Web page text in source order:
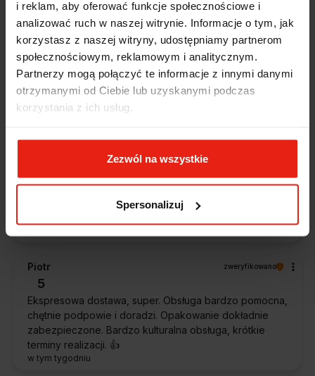
i reklam, aby oferować funkcje społecznościowe i
analizować ruch w naszej witrynie. Informacje o tym, jak
korzystasz z naszej witryny, udostępniamy partnerom
społecznościowym, reklamowym i analitycznym.
Partnerzy mogą połączyć te informacje z innymi danymi
otrzymanymi od Ciebie lub uzyskanymi podczas
korzystania z ich usług.
Zezwól na wszystkie
Spersonalizuj
Alicja zweryfikowano
5
Jestem zaskoczona, że ta paczka dotarła do mnie tak
szybko. Paczka dotarła cała i zdrowa. Szybko,
sprawnie, bez problemów. Bardzo pomocna obsługa
klienta.
w tym tygodniu
Ekspresowa realizacja zamówienia. Towar zgodny z
oczekiwaniami. Sprzedawca profesjonalny i godny
Piotr zweryfikowano
5
Ekspresowa dostawa, super. Obsługa bardzo pomocna,
chętnie podpowie i doradzi. Opakowanie dokładnie
zabezpieczone. Bardzo kulturalna obsługa, krótkie
terminy realizacji. 👍️
w tym tygodniu